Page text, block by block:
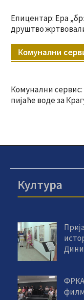
Епицентар: Ера
друштво
Комунални
Комунални
пијаће воде за
Култура